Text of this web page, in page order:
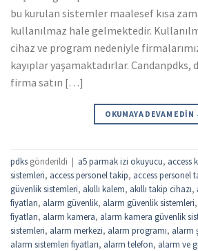
bu kurulan sistemler maalesef kısa
kullanılmaz hale gelmektedir.
cihaz ve program nedeniyle
kayıplar yaşamaktadırlar. Candanpdks,
firma satın […]
OKUMAYA DEVAM EDIN
pdks gönderildi | a5 parmak izi okuyucu, access
sistemleri, access personel takip, access personel
güvenlik sistemleri, akıllı kalem, akıllı takip cihazı,
fiyatları, alarm güvenlik, alarm güvenlik sistemleri,
fiyatları, alarm kamera, alarm kamera güvenlik
sistemleri, alarm merkezi, alarm programı, alarm
alarm sistemleri fiyatları, alarm telefon, alarm ve